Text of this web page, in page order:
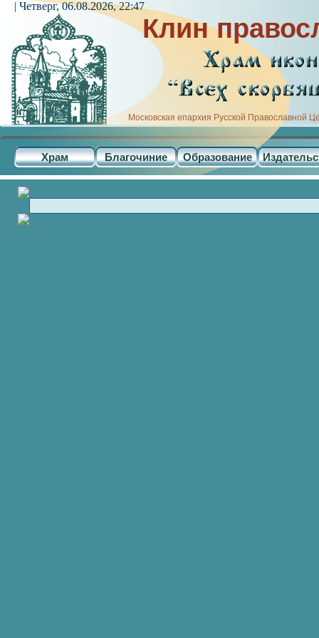
Клин
Московская епархия Русской Православной
Храм Благочиние Образование
| Четверг, 06.08.2026, 22:47